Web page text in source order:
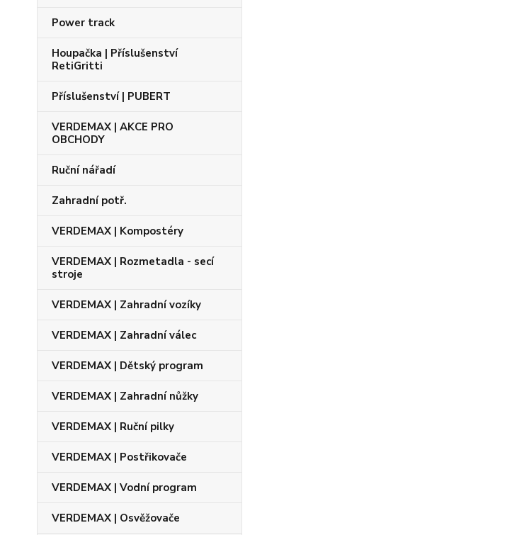
Power track
Houpačka | Příslušenství
RetiGritti
Příslušenství | PUBERT
VERDEMAX | AKCE PRO
OBCHODY
Ruční nářadí
Zahradní potř.
VERDEMAX | Kompostéry
VERDEMAX | Rozmetadla - secí
stroje
VERDEMAX | Zahradní vozíky
VERDEMAX | Zahradní válec
VERDEMAX | Dětský program
VERDEMAX | Zahradní nůžky
VERDEMAX | Ruční pilky
VERDEMAX | Postřikovače
VERDEMAX | Vodní program
VERDEMAX | Osvěžovače